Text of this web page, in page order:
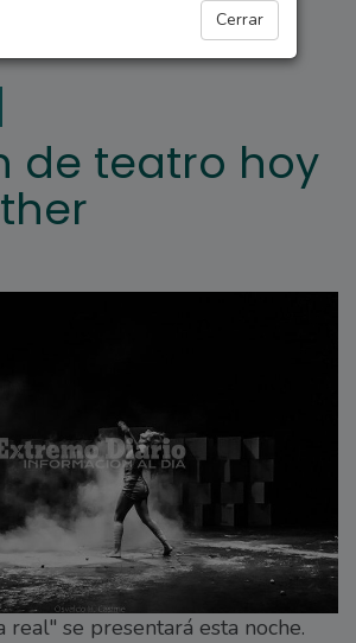
Cerrar
de teatro hoy
real" se presentará esta noche.